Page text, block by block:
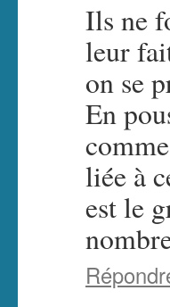
Ils ne
leur
on se
En
liée à
est le